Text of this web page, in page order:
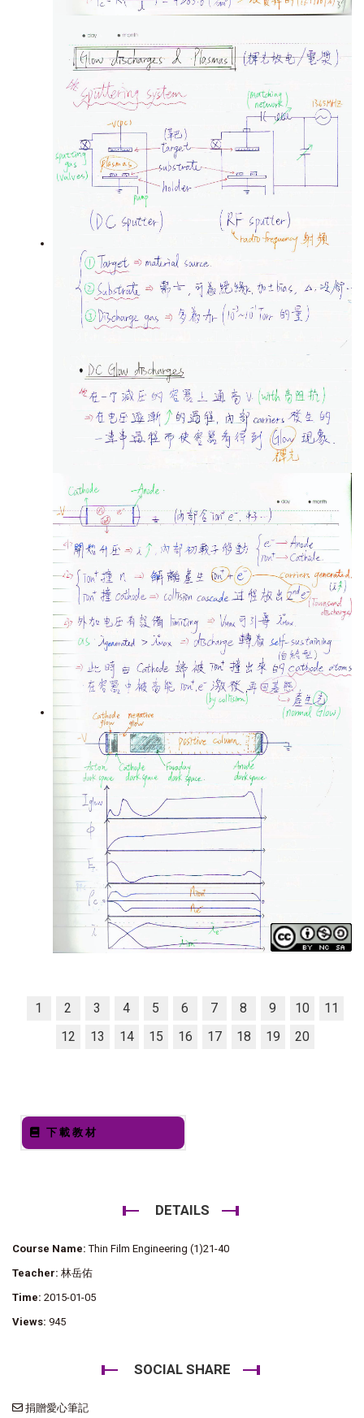
1 2 3 4 5 6 7 8 9 10
11
12
13 14 15 16 17 18 19 20
下載教材
DETAILS
Course Name: Thin Film Engineering (1)21-40
Teacher: 林岳佑
Time: 2015-01-05
Views: 945
SOCIAL SHARE
捐贈愛心筆記